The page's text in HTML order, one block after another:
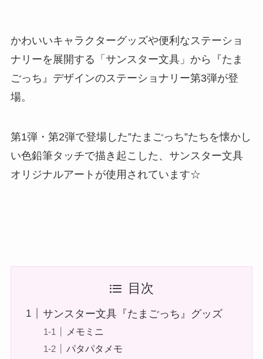
かわいいキャラクターグッズや便利なステーショ
ナリーを展開する「サンスター文具」から『たま
ごっち』デザインのステーショナリー第3弾が登
場。
第1弾・第2弾で登場した”たまごっち”たちを懐かし
い色鉛筆タッチで描き起こした、サンスター文具
オリジナルアートが使用されています☆
目次
サンスター文具『たまごっち』グッズ
メモミニ
パタパタメモ